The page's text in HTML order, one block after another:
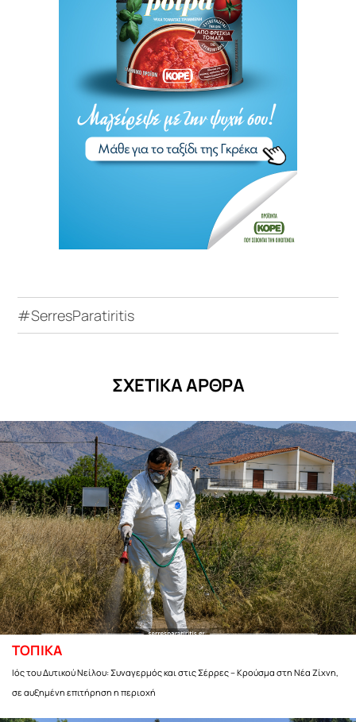
#SerresParatiritis
ΣΧΕΤΙΚΑ ΑΡΘΡΑ
ΤΟΠΙΚΑ
Ιός του Δυτικού Νείλου: Συναγερμός και στις Σέρρες – Κρούσμα στη Νέα Ζίχνη,
σε αυξημένη επιτήρηση η περιοχή